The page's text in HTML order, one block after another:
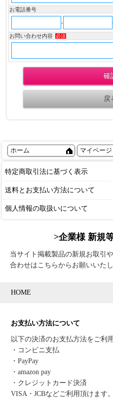
お電話番号
-
お問い合わせ内容 必須
ホーム マイページ
特定商取引法に基づく表示
送料とお支払い方法について
個人情報の取扱いについて
>企業様 新規
当サイト掲載製品の新規お取引
合わせはこちらからお願いいたし
HOME
お支払い方法について
以下の決済のお支払方法をご利
・コンビニ支払
・PayPay
・amazon pay
・クレジットカード決済
VISA・JCBなどご利用頂けます。